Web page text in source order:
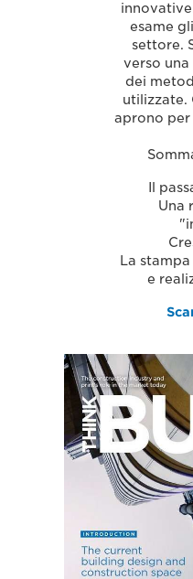
esame
settore.
verso
dei
utilizzate.
aprono per
Il
Una
La
e